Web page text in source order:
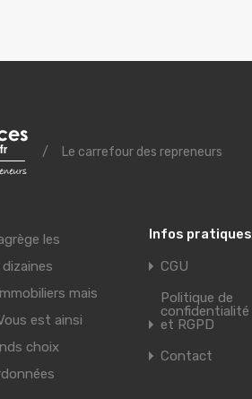
/ Le carrefour des repreneurs
les
mais
est ainsi
choix
Infos pratiques
CGU
Politique de
confidentialité
et RGPD
Contact